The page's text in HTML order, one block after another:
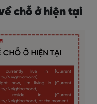
chỗ ở hiện tại